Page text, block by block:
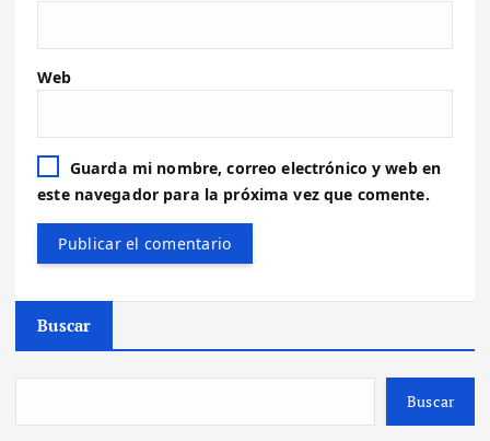
Web
Guarda mi nombre, correo electrónico y web en
este navegador para la próxima vez que comente.
Buscar
Buscar